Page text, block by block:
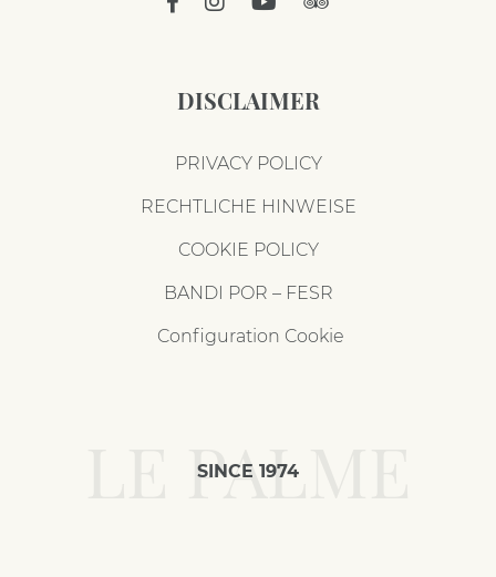
DISCLAIMER
PRIVACY POLICY
RECHTLICHE HINWEISE
COOKIE POLICY
BANDI POR – FESR
Configuration Cookie
LE PALME
SINCE 1974